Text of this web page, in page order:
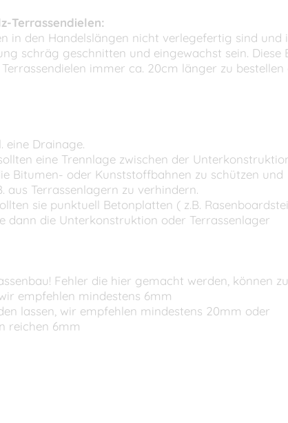
Terrassendielen:
in den Handelslängen nicht verlegefertig sind
schräg geschnitten und eingewachst sein. Diese
immer ca. 20cm länger zu
eine Drainage.
eine Trennlage zwischen der
Bitumen- oder Kunststoffbahnen zu schützen und
aus Terrassenlagern zu verhindern.
sie punktuell Betonplatten ( z.B.
dann die Unterkonstruktion oder Terrassenlager
Fehler die hier gemacht werden, können
empfehlen mindestens 6mm
lassen, wir empfehlen mindestens 20mm oder
reichen 6mm